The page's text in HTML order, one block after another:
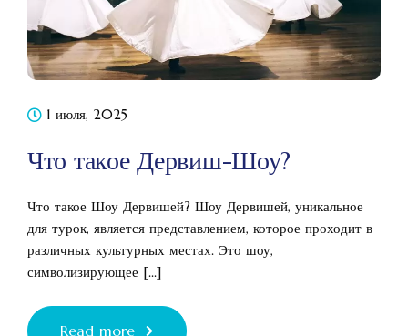
1 июля, 2025
Что такое Дервиш-Шоу?
Что такое Шоу Дервишей? Шоу Дервишей, уникальное
для турок, является представлением, которое проходит в
различных культурных местах. Это шоу,
символизирующее [...]
Read more